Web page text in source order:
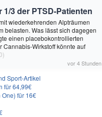
3 der PTSD-Patienten
wiederkehrenden Alpträumen
belasten. Was lässt sich dagegen
einen placebokontrollierten
Cannabis-Wirkstoff könnte auf
vor 4 Stunden
Sport-Artikel
für 64,99€
für 16€